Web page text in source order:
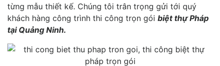
từng mẫu thiết kế. Chúng tôi trân trọng gửi tới quý
khách hàng công trình thi công trọn gói biệt thự Pháp
tại Quảng Ninh.